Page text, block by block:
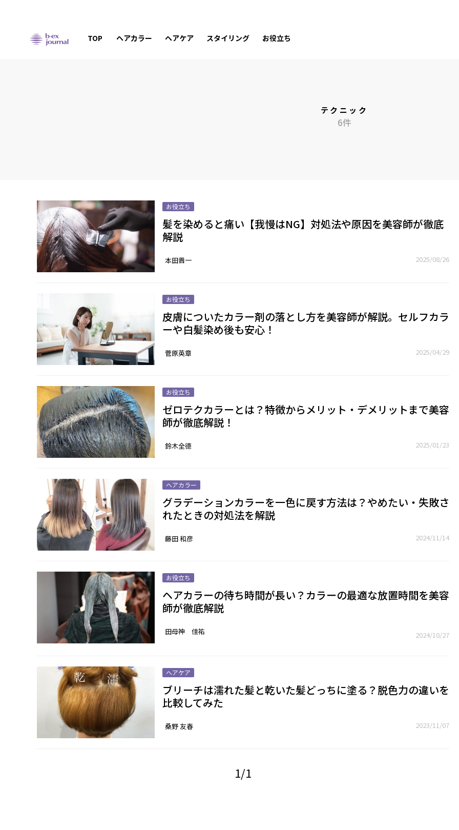
TOP ヘアカラー ヘアケア スタイリング お役立ち
テクニック
6件
お役立ち
髪を染めると痛い【我慢はNG】対処法や原因を美容師が徹底
解説
本田晋一 2025/08/26
お役立ち
皮膚についたカラー剤の落とし方を美容師が解説。セルフカラ
ーや白髪染め後も安心！
菅原英章 2025/04/29
お役立ち
ゼロテクカラーとは？特徴からメリット・デメリットまで美容
師が徹底解説！
鈴木全德 2025/01/23
ヘアカラー
グラデーションカラーを一色に戻す方法は？やめたい・失敗さ
れたときの対処法を解説
藤田 和彦 2024/11/14
お役立ち
ヘアカラーの待ち時間が長い？カラーの最適な放置時間を美容
師が徹底解説
田母神 佳祐 2024/10/27
ヘアケア
ブリーチは濡れた髪と乾いた髪どっちに塗る？脱色力の違いを
比較してみた
桑野 友春 2023/11/07
1/1